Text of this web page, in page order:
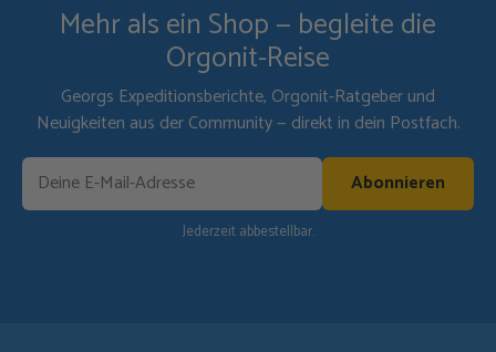
Mehr als ein Shop — begleite die
Orgonit-Reise
Georgs Expeditionsberichte, Orgonit-Ratgeber und
Neuigkeiten aus der Community — direkt in dein Postfach.
Abonnieren
Jederzeit abbestellbar.